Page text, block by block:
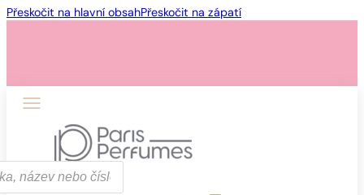
Přeskočit na hlavní obsahPřeskočit na zápatí